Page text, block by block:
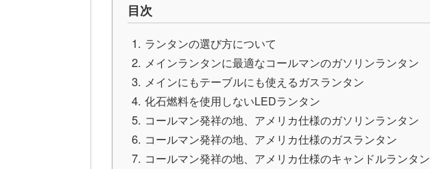
目次
ランタンの選び方について
メインランタンに最適なコールマンのガソリンランタン
メインにもテーブルにも使えるガスランタン
化石燃料を使用しないLEDランタン
コールマン発祥の地、アメリカ仕様のガソリンランタン
コールマン発祥の地、アメリカ仕様のガスランタン
コールマン発祥の地、アメリカ仕様のキャンドルランタン